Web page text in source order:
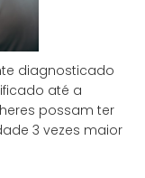
diagnosticado
até a
possam ter
3 vezes maior